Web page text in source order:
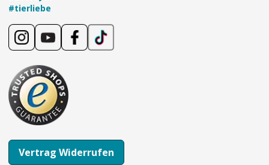
#tierliebe
Vertrag Widerrufen